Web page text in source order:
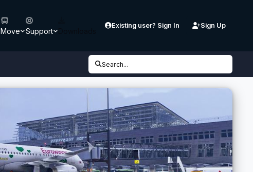
Move Support
Existing user? Sign In Sign Up
Search...